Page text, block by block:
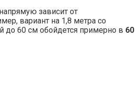
зависит от
вариант на 1,8 метра со
до 60 см обойдется примерно в 60